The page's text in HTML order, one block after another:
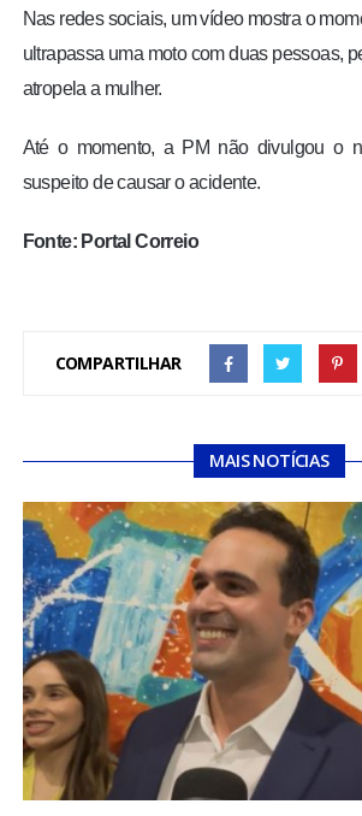
Nas redes sociais, um vídeo mostra o
ultrapassa uma moto com duas pessoas,
atropela a mulher.
Até o momento, a PM não divulgou o
suspeito de causar o acidente.
Fonte: Portal Correio
COMPARTILHAR
MAIS NOTÍCIAS